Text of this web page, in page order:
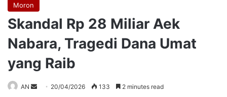
Moron
Skandal Rp 28 Miliar Aek
Nabara, Tragedi Dana Umat
yang Raib
AN
Send 20/04/2026 133 2 minutes read